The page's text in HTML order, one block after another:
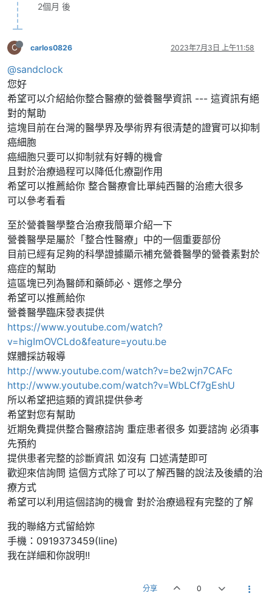
2個月 後
C carlos0826 2023年7月3日 上午11:58
@sandclock
您好
希望可以介紹給你整合醫療的營養醫學資訊 --- 這資訊有絕
對的幫助
這塊目前在台灣的醫學界及學術界有很清楚的證實可以抑制
癌細胞
癌細胞只要可以抑制就有好轉的機會
且對於治療過程可以降低化療副作用
希望可以推薦給你 整合醫療會比單純西醫的治癒大很多
可以參考看看
至於營養醫學整合治療我簡單介紹一下
營養醫學是屬於「整合性醫療」中的一個重要部份
目前已經有足夠的科學證據顯示補充營養醫學的營養素對於
癌症的幫助
這區塊已列為醫師和藥師必、選修之學分
希望可以推薦給你
營養醫學臨床發表提供
https://www.youtube.com/watch?
v=higImOVCLdo&feature=youtu.be
媒體採訪報導
http://www.youtube.com/watch?v=be2wjn7CAFc
http://www.youtube.com/watch?v=WbLCf7gEshU
所以希望把這類的資訊提供參考
希望對您有幫助
近期免費提供整合醫療諮詢 重症患者很多 如要諮詢 必須事
先預約
提供患者完整的診斷資訊 如沒有 口述清楚即可
歡迎來信詢問 這個方式除了可以了解西醫的說法及後續的治
療方式
希望可以利用這個諮詢的機會 對於治療過程有完整的了解
我的聯絡方式留給妳
手機：0919373459(line)
我在詳細和你說明!!
分享 0